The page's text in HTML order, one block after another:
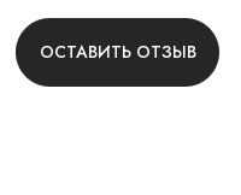
ОСТАВИТЬ ОТЗЫВ